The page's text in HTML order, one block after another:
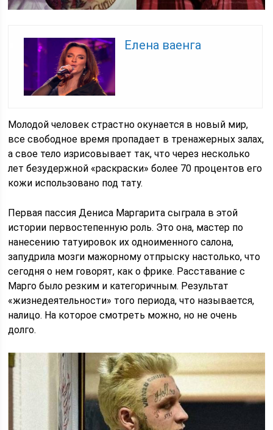
Елена ваенга
Молодой человек страстно окунается в новый мир,
все свободное время пропадает в тренажерных залах,
а свое тело изрисовывает так, что через несколько
лет безудержной «раскраски» более 70 процентов его
кожи использовано под тату.
Первая пассия Дениса Маргарита сыграла в этой
истории первостепенную роль. Это она, мастер по
нанесению татуировок их одноименного салона,
запудрила мозги мажорному отпрыску настолько, что
сегодня о нем говорят, как о фрике. Расставание с
Марго было резким и категоричным. Результат
«жизнедеятельности» того периода, что называется,
налицо. На которое смотреть можно, но не очень
долго.